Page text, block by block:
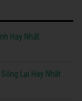
Hay Nhất
Lại Hay Nhất